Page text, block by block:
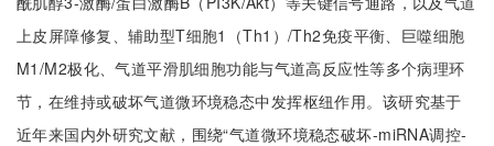
上皮屏障修复、辅助型T细胞1（Th1）/Th2免疫平衡、巨噬细胞
M1/M2极化、气道平滑肌细胞功能与气道高反应性等多个病理环
节，在维持或破坏气道微环境稳态中发挥枢纽作用。该研究基于
近年来国内外研究文献，围绕“气道微环境稳态破坏-miRNA调控-